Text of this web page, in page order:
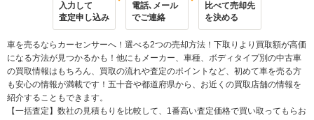
入力して
査定申し込み
電話､メール
でご連絡
比べて売却先
を決める
車を売るならカーセンサーへ！選べる2つの売却方法！下取りより買取額が高価
になる方法が見つかるかも！他にもメーカー、車種、ボディタイプ別の中古車
の買取情報はもちろん、買取の流れや査定のポイントなど、初めて車を売る方
も安心の情報が満載です！五十音や都道府県から、お近くの買取店舗の情報を
紹介することもできます。
【一括査定】数社の見積もりを比較して、1番高い査定価格で買い取ってもらお